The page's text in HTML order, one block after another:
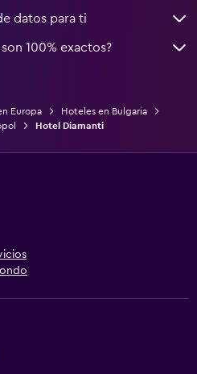
datos para ti
100% exactos?
Europa
Hoteles en Bulgaria
Hotel Diamanti